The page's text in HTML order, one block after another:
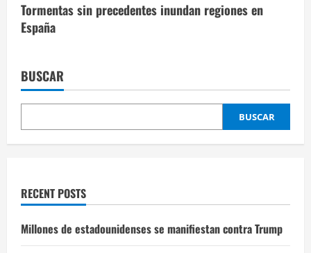
Tormentas sin precedentes inundan regiones en
España
BUSCAR
BUSCAR
RECENT POSTS
Millones de estadounidenses se manifiestan contra Trump